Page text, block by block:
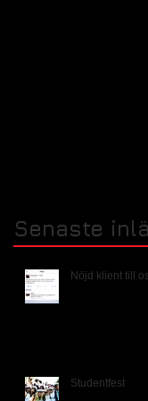
Senaste
Nöjd klient till
Studentfest